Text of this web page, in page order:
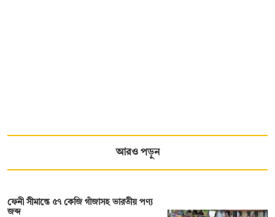
আরও পড়ুন
ফেনী সীমান্তে ৫৭ কেজি গাঁজাসহ ভারতীয় পণ্য
জব্দ